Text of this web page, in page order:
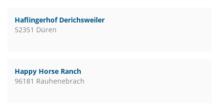
Haflingerhof Derichsweiler
52351 Düren
Happy Horse Ranch
96181 Rauhenebrach